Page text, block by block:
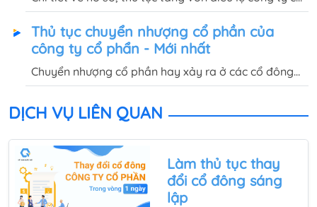
phần và ảnh hưởng của việc tăng vốn điều lệ đối với
công ty cổ phần sẽ được giải đáp trong bài viết này.
Thủ tục chuyển nhượng cổ phần của
công ty cổ phẩn - Mới nhất
Chuyển nhượng cổ phần hay xảy ra ở các cổ đông
sáng lập hoặc cổ đông thường trong công ty cổ
phần. Vậy hồ sơ, thủ tục chuyển nhượng cổ phần như
thế nào?
DỊCH VỤ LIÊN QUAN
Làm thủ tục thay
đổi cổ đông sáng
lập